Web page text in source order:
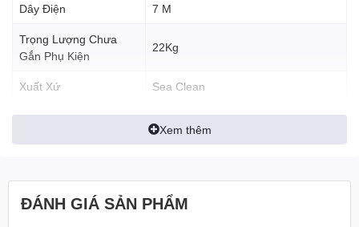
Dây Điện 7 M
Trọng Lượng Chưa
Gắn Phụ Kiện
22Kg
Xuất Xứ Sea Clean
Xem thêm
ĐÁNH GIÁ SẢN PHẨM